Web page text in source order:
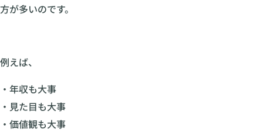
方が多いのです。
例えば、
・年収も大事
・見た目も大事
・価値観も大事